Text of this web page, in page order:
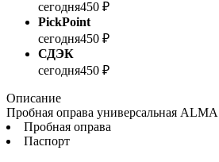
сегодня450 ₽
PickPoint
сегодня450 ₽
СДЭК
сегодня450 ₽
Описание
Пробная оправа универсальная
Пробная оправа
Паспорт